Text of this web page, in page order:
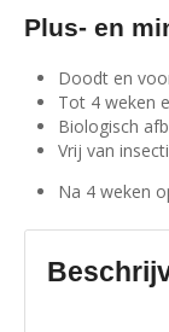
Plus- en
Doodt en
Tot 4 weken
Biologisch
Vrij van
Na 4 weken